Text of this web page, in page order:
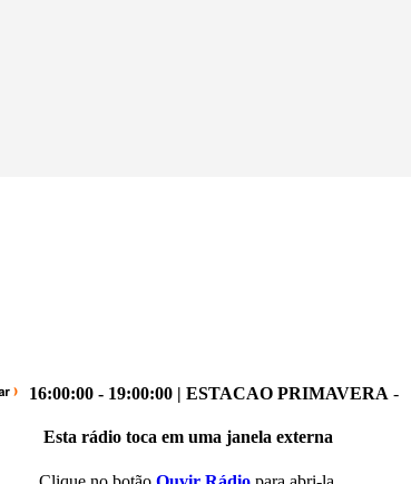
16:00:00 - 19:00:00 | ESTACAO PRIMAVERA -
Esta rádio toca em uma janela externa